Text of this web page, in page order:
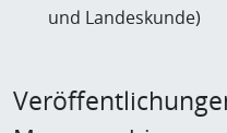
und Landeskunde)